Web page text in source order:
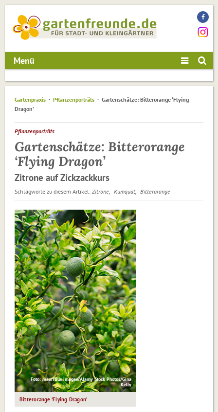
Menü
Gartenpraxis Pflanzenporträts
Gartenschätze: Bitterorange ‘Flying
Dragon’
Pflanzenporträts
Gartenschätze: Bitterorange
‘Flying Dragon’
Zitrone auf Zickzackkurs
Schlagworte zu diesem Artikel: Zitrone Kumquat Bitterorange
Foto: mauritius images/Alamy Stock Photos/Gina
Kelly
Bitterorange ‘Flying Dragon’